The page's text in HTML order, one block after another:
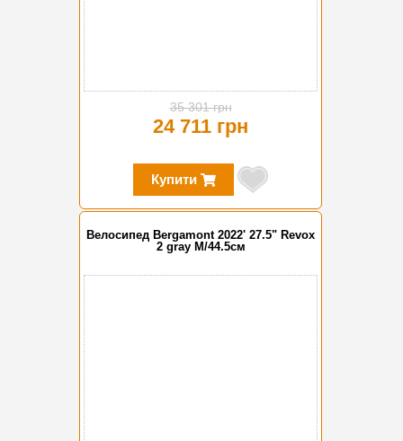
35 301 грн
24 711 грн
Купити
Велосипед Bergamont 2022' 27.5" Revox
2 gray M/44.5см